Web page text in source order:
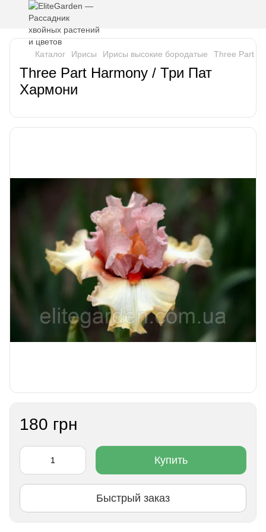
Каталог Ирисы Ирисы высокие бородатые Three Part
Three Part Harmony / Три Пат
Хармони
180 грн
Купить
Быстрый заказ